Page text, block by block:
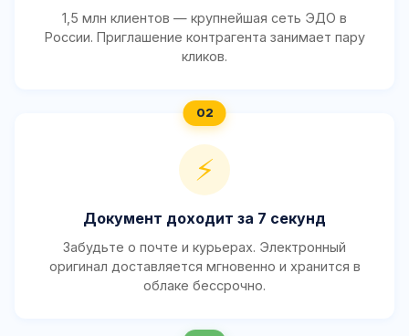
1,5 млн клиентов — крупнейшая сеть ЭДО в
России. Приглашение контрагента занимает пару
кликов.
⚡
Документ доходит за 7 секунд
Забудьте о почте и курьерах. Электронный
оригинал доставляется мгновенно и хранится в
облаке бессрочно.